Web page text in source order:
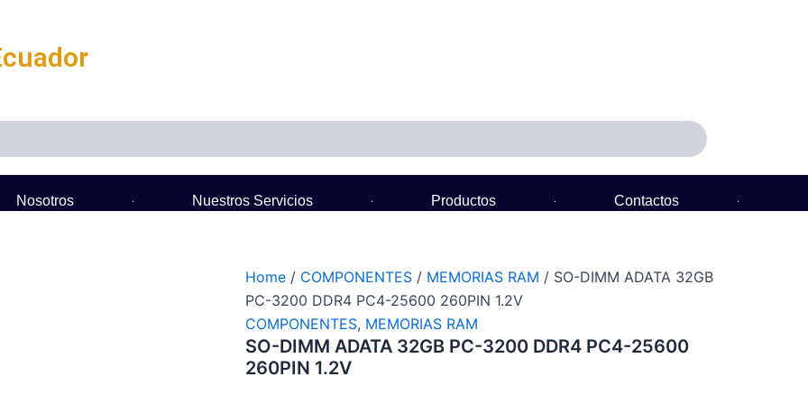
Nosotros Nuestros Servicios Productos
Contactos
Home / COMPONENTES / MEMORIAS RAM / SO-DIMM ADATA 32GB
PC-3200 DDR4 PC4-25600 260PIN 1.2V
COMPONENTES, MEMORIAS RAM
SO-DIMM ADATA 32GB PC-3200 DDR4 PC4-25600
260PIN 1.2V